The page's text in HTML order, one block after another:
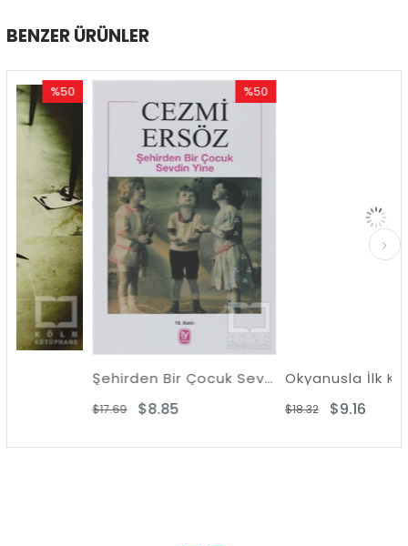
BENZER ÜRÜNLER
Şehirden Bir Çocuk Sevdin Yine
$8.85
İndirim
%50İndirim
$9.16